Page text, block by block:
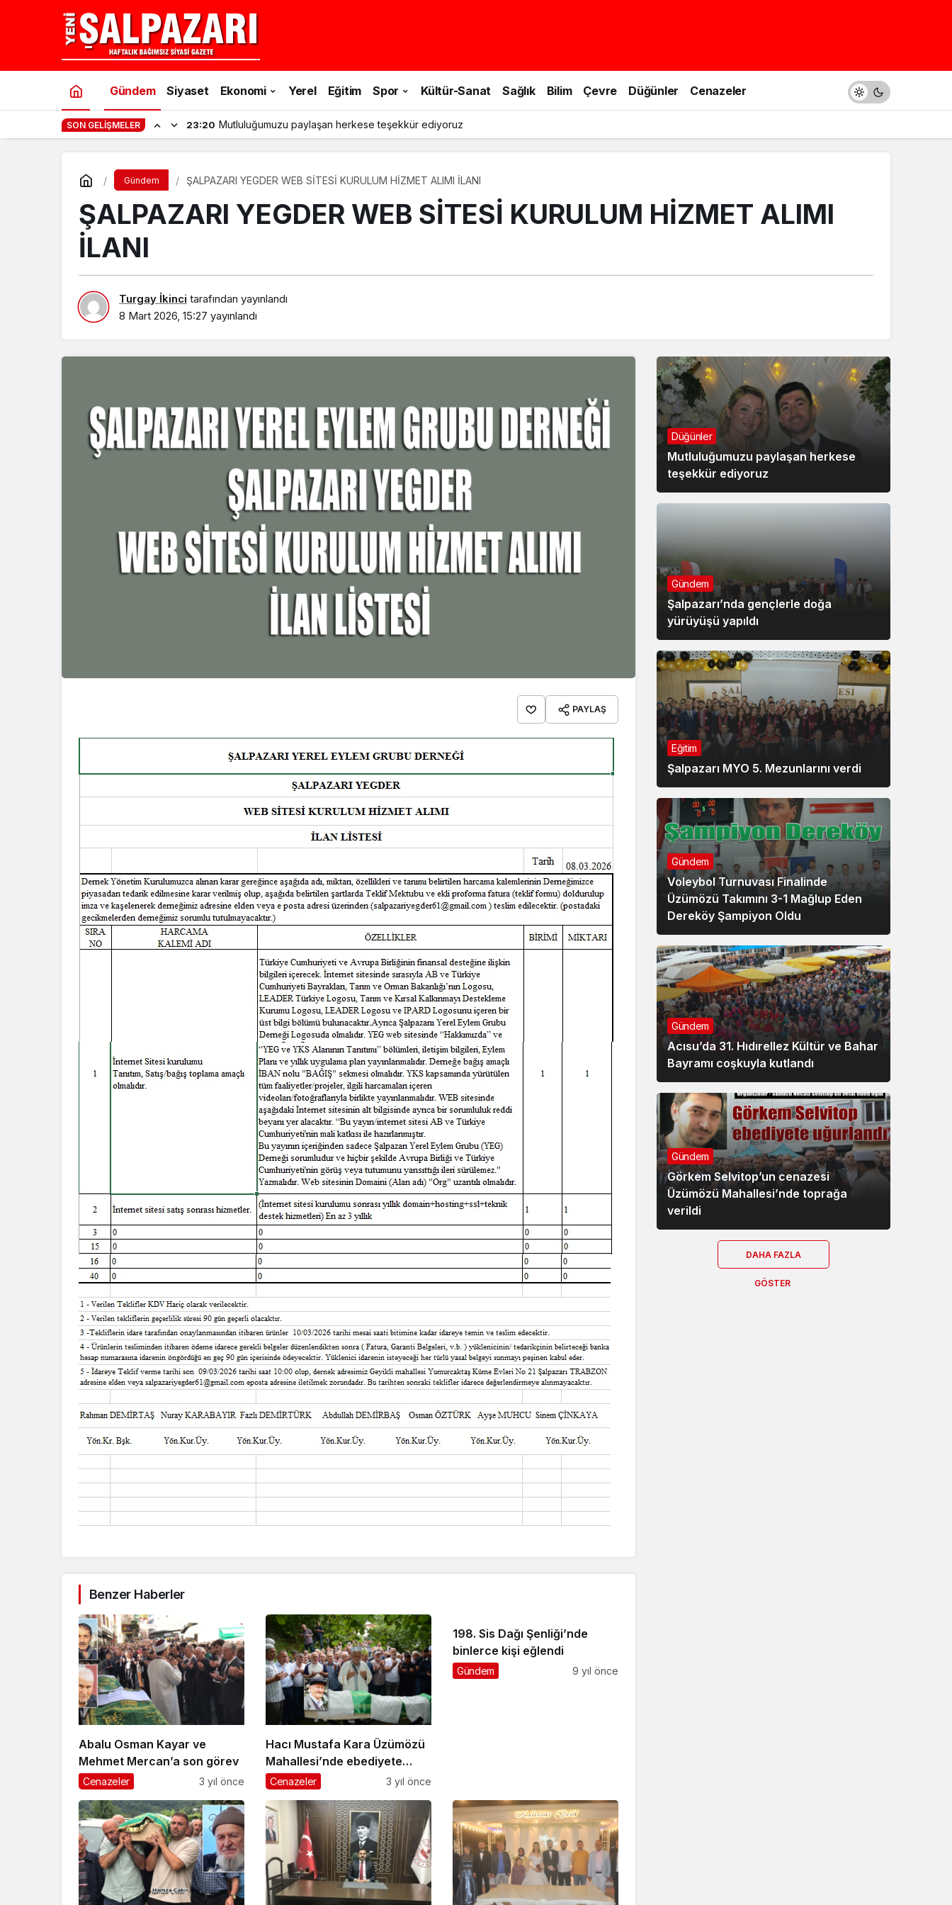
Gündem Siyaset Ekonomi Yerel Eğitim Spor Kültür-Sanat Sağlık Bilim Çevre Düğünler Cenazeler
SON GELIŞMELER 23:20 Mutluluğumuzu paylaşan herkese teşekkür ediyoruz
Gündem ŞALPAZARI YEGDER WEB SİTESİ KURULUM HİZMET ALIMI İLANI
ŞALPAZARI YEGDER WEB SİTESİ KURULUM HİZMET ALIMI
İLANI
Turgay İkinci tarafından yayınlandı
8 Mart 2026, 15:27 yayınlandı
PAYLAŞ
Benzer Haberler
Abalu Osman Kayar ve
Mehmet Mercan’a son görev
Cenazeler 3 yıl önce
Hacı Mustafa Kara Üzümözü
Mahallesi’nde ebediyete
uğurlandı
Cenazeler 3 yıl önce
198. Sis Dağı Şenliği’nde
binlerce kişi eğlendi
Gündem 9 yıl önce
Düğünler
Mutluluğumuzu paylaşan herkese
teşekkür ediyoruz
Gündem
Şalpazarı’nda gençlerle doğa
yürüyüşü yapıldı
Eğitim
Şalpazarı MYO 5. Mezunlarını verdi
Gündem
Voleybol Turnuvası Finalinde
Üzümözü Takımını 3-1 Mağlup Eden
Dereköy Şampiyon Oldu
Gündem
Acısu’da 31. Hıdırellez Kültür ve Bahar
Bayramı coşkuyla kutlandı
Gündem
Görkem Selvitop’un cenazesi
Üzümözü Mahallesi’nde toprağa
verildi
DAHA FAZLA
GÖSTER